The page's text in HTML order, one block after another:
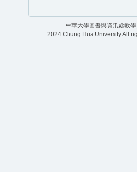
中華大學圖書與資訊處教學
2024 Chung Hua University All